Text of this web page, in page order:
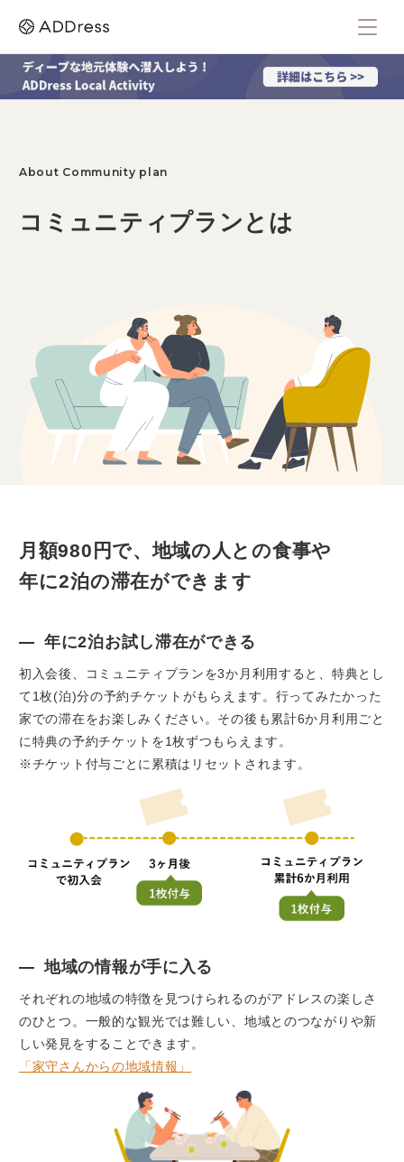
About Community plan
コミュニティプランとは
月額980円で、地域の人との食事や
年に2泊の滞在ができます
年に2泊お試し滞在ができる
初入会後、コミュニティプランを3か月利用すると、特典とし
て1枚(泊)分の予約チケットがもらえます。行ってみたかった
家での滞在をお楽しみください。その後も累計6か月利用ごと
に特典の予約チケットを1枚ずつもらえます。
※チケット付与ごとに累積はリセットされます。
地域の情報が手に入る
それぞれの地域の特徴を見つけられるのがアドレスの楽しさ
のひとつ。一般的な観光では難しい、地域とのつながりや新
しい発見をすることできます。
「家守さんからの地域情報」